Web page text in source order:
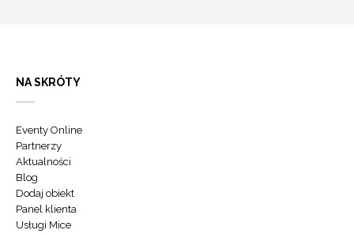
NA SKRÓTY
Eventy Online
Partnerzy
Aktualności
Blog
Dodaj obiekt
Panel klienta
Usługi Mice